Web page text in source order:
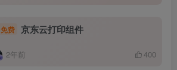
免费 京东云打印组件
2年前 400